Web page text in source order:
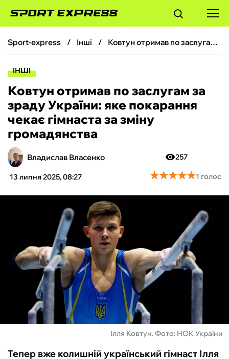
ФУТБОЛ
БОКС
ХОКЕЙ
ТЕНІС
КІБЕРСПОРТ
ФУТЗАЛ
БУКМЕКЕРИ
sport-express інші Ковтун отримав по заслугам за зраду України: яке покарання чекає гімнаста за зміну громадянства
ІНШІ
Ковтун отримав по заслугам за
зраду України: яке покарання
чекає гімнаста за зміну
громадянства
Владислав Власенко
13 липня 2025, 08:27
257
★★★★★
★★★★★1 голос
Ілля Ковтун. Фото: НОК України
Тепер вже колишній український гімнаст Ілля